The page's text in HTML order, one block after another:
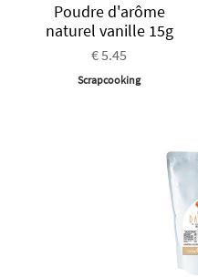
Poudre d'arôme
naturel vanille 15g
€ 5.45
Scrapcooking